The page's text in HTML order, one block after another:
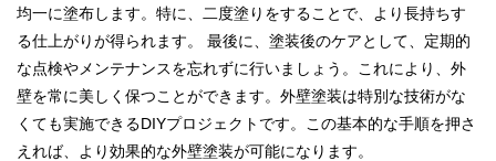
均一に塗布します。特に、二度塗りをすることで、より長持ちす
る仕上がりが得られます。 最後に、塗装後のケアとして、定期的
な点検やメンテナンスを忘れずに行いましょう。これにより、外
壁を常に美しく保つことができます。外壁塗装は特別な技術がな
くても実施できるDIYプロジェクトです。この基本的な手順を押さ
えれば、より効果的な外壁塗装が可能になります。